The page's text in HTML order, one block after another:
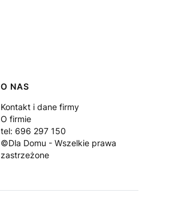
O NAS
Kontakt i dane firmy
O firmie
tel: 696 297 150
©Dla Domu - Wszelkie prawa
zastrzeżone